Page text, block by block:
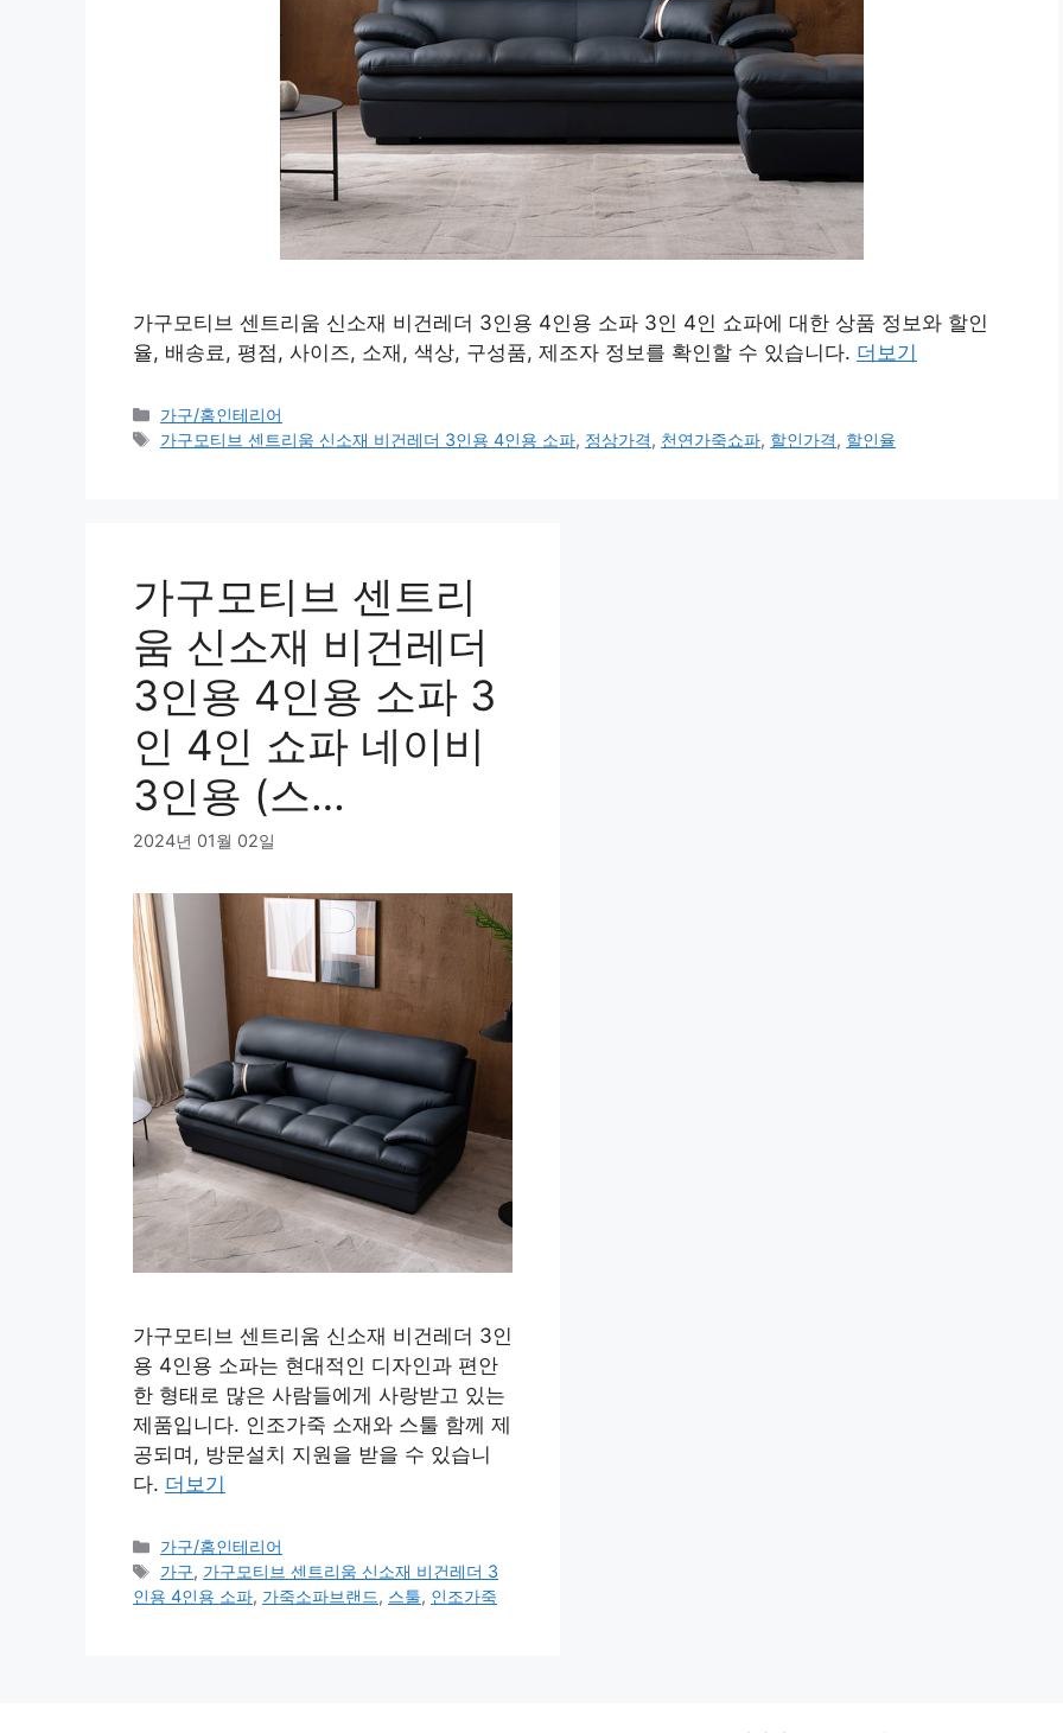
가구모티브 센트리움 신소재 비건레더 3인용 4인용 소파 3인 4인 쇼파에 대한 상품 정보와 할인
율, 배송료, 평점, 사이즈, 소재, 색상, 구성품, 제조자 정보를 확인할 수 있습니다. 더보기
카
테
가구/홈인테리어
태
가구모티브 센트리움 신소재 비건레더 3인용 4인용 소파, 정상가격, 천연가죽쇼파, 할인가격, 할인율
가구모티브 센트리
움 신소재 비건레더
3인용 4인용 소파 3
인 4인 쇼파 네이비
3인용 (스…
2024년 01월 02일
가구모티브 센트리움 신소재 비건레더 3인
용 4인용 소파는 현대적인 디자인과 편안
한 형태로 많은 사람들에게 사랑받고 있는
제품입니다. 인조가죽 소재와 스툴 함께 제
공되며, 방문설치 지원을 받을 수 있습니
다. 더보기
카
테
고
가구/홈인테리어
태
그
가구, 가구모티브 센트리움 신소재 비건레더 3
인용 4인용 소파, 가죽소파브랜드, 스툴, 인조가죽